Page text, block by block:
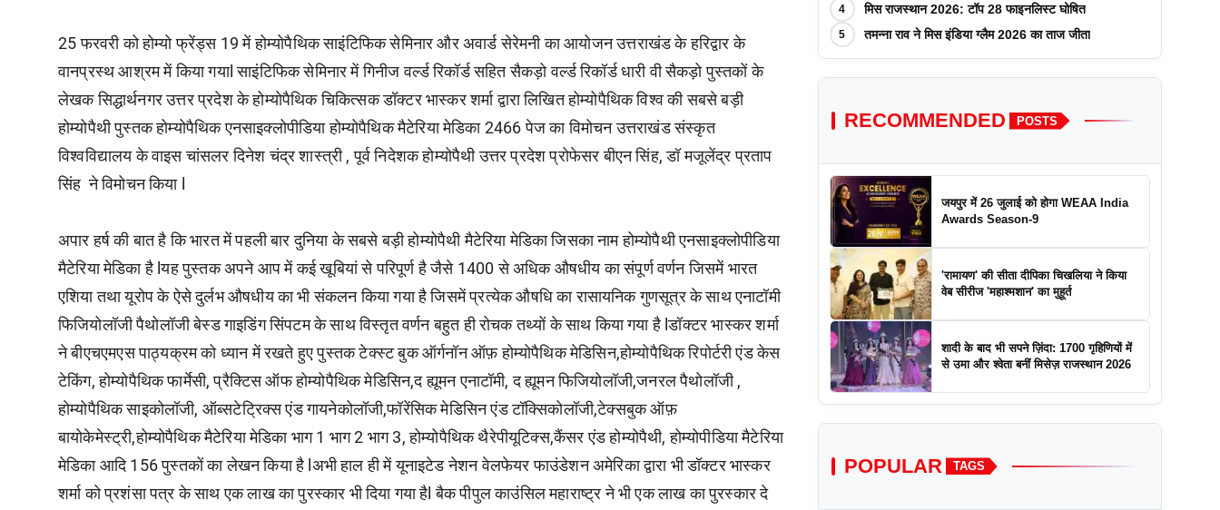
25 फरवरी को होम्यो फ्रेंड्स 19 में होम्योपैथिक साइंटिफिक सेमिनार और अवार्ड सेरेमनी का आयोजन उत्तराखंड के हरिद्वार के
वानप्रस्थ आश्रम में किया गयाl साइंटिफिक सेमिनार में गिनीज वर्ल्ड रिकॉर्ड सहित सैकड़ो वर्ल्ड रिकॉर्ड धारी वी सैकड़ो पुस्तकों के
लेखक सिद्धार्थनगर उत्तर प्रदेश के होम्योपैथिक चिकित्सक डॉक्टर भास्कर शर्मा द्वारा लिखित होम्योपैथिक विश्व की सबसे बड़ी
होम्योपैथी पुस्तक होम्योपैथिक एनसाइक्लोपीडिया होम्योपैथिक मैटेरिया मेडिका 2466 पेज का विमोचन उत्तराखंड संस्कृत
विश्वविद्यालय के वाइस चांसलर दिनेश चंद्र शास्त्री , पूर्व निदेशक होम्योपैथी उत्तर प्रदेश प्रोफेसर बीएन सिंह, डॉ मजूलेंद्र प्रताप
सिंह ने विमोचन किया l
अपार हर्ष की बात है कि भारत में पहली बार दुनिया के सबसे बड़ी होम्योपैथी मैटेरिया मेडिका जिसका नाम होम्योपैथी एनसाइक्लोपीडिया
मैटेरिया मेडिका है lयह पुस्तक अपने आप में कई खूबियां से परिपूर्ण है जैसे 1400 से अधिक औषधीय का संपूर्ण वर्णन जिसमें भारत
एशिया तथा यूरोप के ऐसे दुर्लभ औषधीय का भी संकलन किया गया है जिसमें प्रत्येक औषधि का रासायनिक गुणसूत्र के साथ एनाटॉमी
फिजियोलॉजी पैथोलॉजी बेस्ड गाइडिंग सिंपटम के साथ विस्तृत वर्णन बहुत ही रोचक तथ्यों के साथ किया गया है lडॉक्टर भास्कर शर्मा
ने बीएचएमएस पाठ्यक्रम को ध्यान में रखते हुए पुस्तक टेक्स्ट बुक ऑर्गनॉन ऑफ़ होम्योपैथिक मेडिसिन,होम्योपैथिक रिपोर्टरी एंड केस
टेकिंग, होम्योपैथिक फार्मेसी, प्रैक्टिस ऑफ होम्योपैथिक मेडिसिन,द ह्यूमन एनाटॉमी, द ह्यूमन फिजियोलॉजी,जनरल पैथोलॉजी ,
होम्योपैथिक साइकोलॉजी, ऑब्सटेट्रिक्स एंड गायनेकोलॉजी,फॉरेंसिक मेडिसिन एंड टॉक्सिकोलॉजी,टेक्सबुक ऑफ़
बायोकेमेस्ट्री,होम्योपैथिक मैटेरिया मेडिका भाग 1 भाग 2 भाग 3, होम्योपैथिक थैरेपीयूटिक्स,कैंसर एंड होम्योपैथी, होम्योपीडिया मैटेरिया
मेडिका आदि 156 पुस्तकों का लेखन किया है lअभी हाल ही में यूनाइटेड नेशन वेलफेयर फाउंडेशन अमेरिका द्वारा भी डॉक्टर भास्कर
शर्मा को प्रशंसा पत्र के साथ एक लाख का पुरस्कार भी दिया गया हैl बैक पीपुल काउंसिल महाराष्ट्र ने भी एक लाख का पुरस्कार दे
4 मिस राजस्थान 2026: टॉप 28 फाइनलिस्ट घोषित
5 तमन्ना राव ने मिस इंडिया ग्लैम 2026 का ताज जीता
RECOMMENDED POSTS
जयपुर में 26 जुलाई को होगा WEAA India
Awards Season-9
'रामायण' की सीता दीपिका चिखलिया ने किया
वेब सीरीज 'महाश्मशान' का मुहूर्त
शादी के बाद भी सपने ज़िंदा: 1700 गृहिणियों में
से उमा और श्वेता बनीं मिसेज़ राजस्थान 2026
POPULAR TAGS